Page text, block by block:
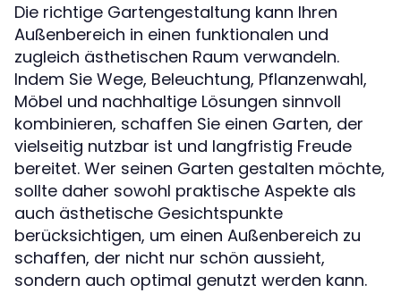
Die richtige Gartengestaltung kann Ihren
Außenbereich in einen funktionalen und
zugleich ästhetischen Raum verwandeln.
Indem Sie Wege, Beleuchtung, Pflanzenwahl,
Möbel und nachhaltige Lösungen sinnvoll
kombinieren, schaffen Sie einen Garten, der
vielseitig nutzbar ist und langfristig Freude
bereitet. Wer seinen Garten gestalten möchte,
sollte daher sowohl praktische Aspekte als
auch ästhetische Gesichtspunkte
berücksichtigen, um einen Außenbereich zu
schaffen, der nicht nur schön aussieht,
sondern auch optimal genutzt werden kann.